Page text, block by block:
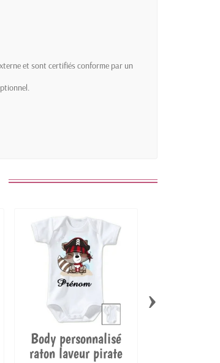
et sont certifiés conforme par un
Body personnalisé
raton laveur pirate
›